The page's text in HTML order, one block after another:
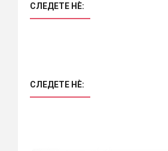
СЛЕДЕТЕ НÈ:
СЛЕДЕТЕ НÈ: